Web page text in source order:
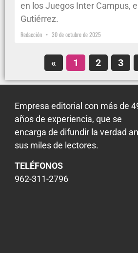
en los Juegos Inter Campus,
Gutiérrez.
Redacción 30 de octubre de 2025
« 1 2 3
Empresa editorial con más de
años de experiencia, que se
encarga de difundir la verdad
sus miles de lectores.
TELÉFONOS
962-311-2796